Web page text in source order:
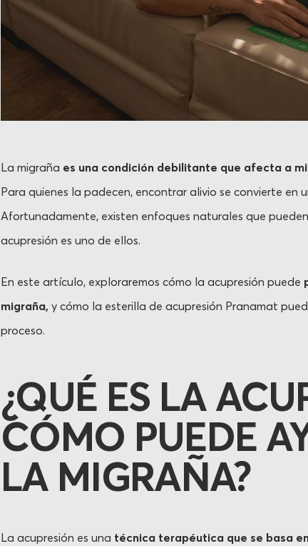
La migraña es una condición debilitante que afecta a
Para quienes la padecen, encontrar alivio se convierte en
Afortunadamente, existen enfoques naturales que
acupresión es uno de ellos.
En este artículo, exploraremos cómo la acupresión puede
migraña, y cómo la esterilla de acupresión Pranamat
proceso.
¿QUÉ ES LA
CÓMO PUEDE
LA MIGRAÑA?
La acupresión es una técnica terapéutica que se basa